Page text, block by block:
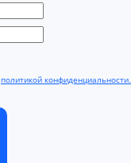
политикой конфиденциальности.